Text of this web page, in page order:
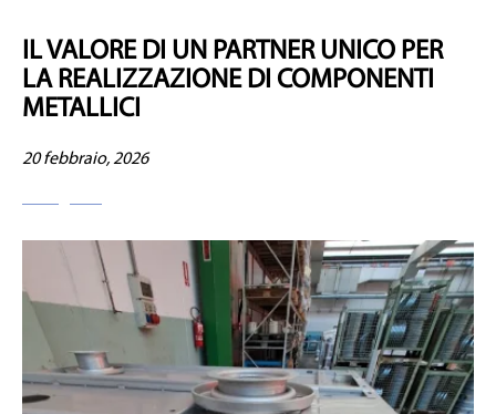
IL VALORE DI UN PARTNER UNICO PER
LA REALIZZAZIONE DI COMPONENTI
METALLICI
20 febbraio, 2026